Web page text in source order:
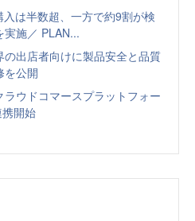
入は半数超、一方で約9割が検
施／ PLAN...
出店者向けに製品安全と品質
を公開
ラウドコマースプラットフォー
開始